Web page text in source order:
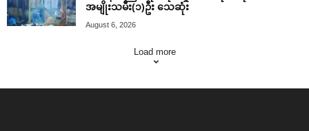
အမျိုးသမီး(၁)ဦး သေဆုံး
August 6, 2026
Load more